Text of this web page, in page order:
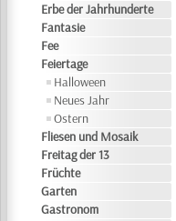
Erbe der Jahrhunderte
Fantasie
Fee
Feiertage
Halloween
Neues Jahr
Ostern
Fliesen und Mosaik
Freitag der 13
Früchte
Garten
Gastronom